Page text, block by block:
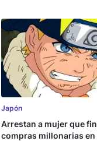
Japón
Arrestan a mujer que
compras millonarias en